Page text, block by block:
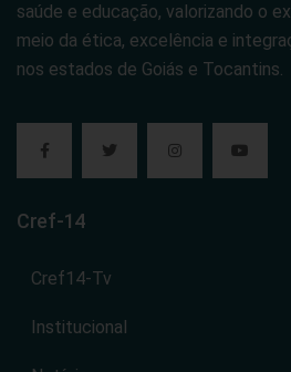
saúde e educação, valorizando o
meio da ética, excelência e
nos estados de Goiás e Tocantins.
Cref-14
Cref14-Tv
Institucional